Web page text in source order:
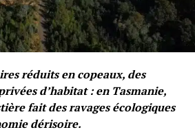
réduits en copeaux, des
d’habitat : en Tasmanie,
fait des ravages écologiques
dérisoire.